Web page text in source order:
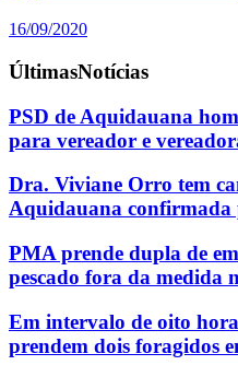
16/09/2020
ÚltimasNotícias
PSD de Aquidauana
para vereador e
Dra. Viviane Orro tem
Aquidauana confirmada
PMA prende dupla de
pescado fora da medida
Em intervalo de oito
prendem dois foragidos